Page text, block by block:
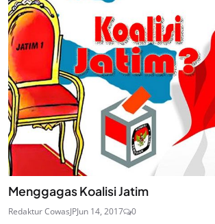
Menggagas Koalisi Jatim
Redaktur CowasJPJun 14, 2017 0